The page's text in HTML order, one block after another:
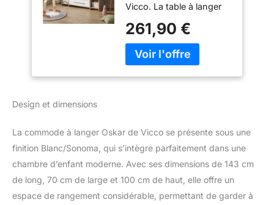
Vicco. La table à langer
complément parfait pour
la chambre de votre
enfant. Cette commode
DIMENSIONS : La Table à
langer mesure Largeur:
143 cm, Hauteur: 100 cm,
Toutes les tailles
détaillées sont indiquées
261,90 €
Design et dimensions
La commode à langer Oskar de Vicco se présente sous une
finition Blanc/Sonoma, qui s’intègre parfaitement dans une
chambre d’enfant moderne. Avec ses dimensions de 143 cm
de long, 70 cm de large et 100 cm de haut, elle offre un
espace de rangement considérable, permettant de garder à